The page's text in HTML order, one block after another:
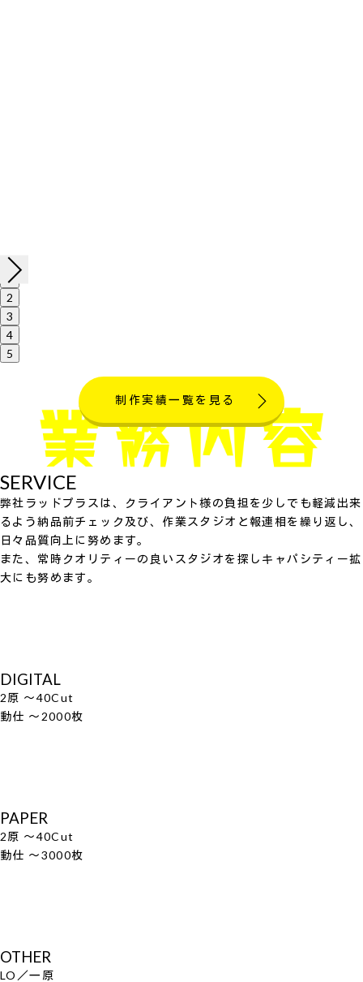
1
2
3
4
5
制作実績一覧を見る
SERVICE
弊社ラッドプラスは、クライアント様の負担を少しでも軽減出来
るよう納品前チェック及び、作業スタジオと報連相を繰り返し、
日々品質向上に努めます。
また、常時クオリティーの良いスタジオを探しキャパシティー拡
大にも努めます。
DIGITAL
2原 ～40Cut
動仕 ～2000枚
PAPER
2原 ～40Cut
動仕 ～3000枚
OTHER
LO／一原